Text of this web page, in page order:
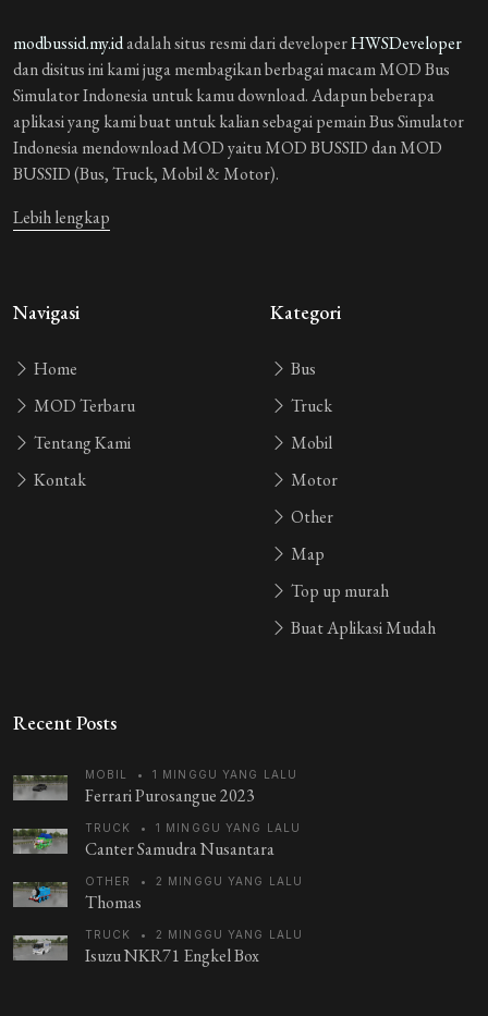
modbussid.my.idadalah situs resmi dari developerHWSDeveloper
dan disitus ini kami juga membagikan berbagai macam MOD Bus
Simulator Indonesia untuk kamu download. Adapun beberapa
aplikasi yang kami buat untuk kalian sebagai pemain Bus Simulator
Indonesia mendownload MOD yaitu MOD BUSSID dan MOD
BUSSID (Bus, Truck, Mobil & Motor).
Lebih lengkap
Navigasi
Home
MOD Terbaru
Tentang Kami
Kontak
Kategori
Bus
Truck
Mobil
Motor
Other
Map
Top up murah
Buat Aplikasi Mudah
Recent Posts
MOBIL • 1 MINGGU YANG LALU
Ferrari Purosangue 2023
TRUCK • 1 MINGGU YANG LALU
Canter Samudra Nusantara
OTHER • 2 MINGGU YANG LALU
Thomas
TRUCK • 2 MINGGU YANG LALU
Isuzu NKR71 Engkel Box